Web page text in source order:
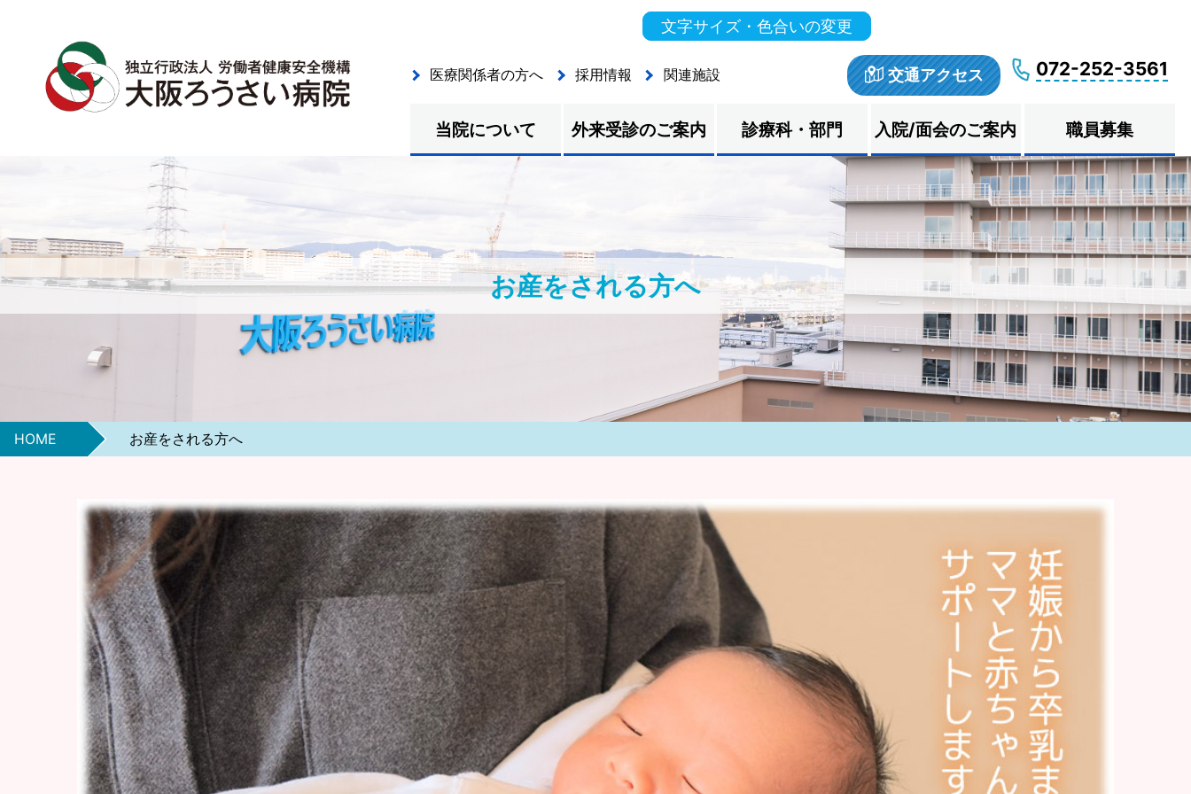
文字サイズ・色合いの変更
医療関係者の方へ 採用情報 関連施設 交通アクセス 072-252-3561
当院について 外来受診のご案内 診療科・部門 入院/面会のご案内 職員募集
お産をされる方へ
HOME お産をされる方へ